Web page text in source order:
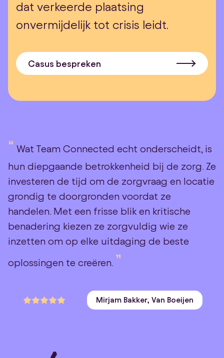
dat verkeerde plaatsing
onvermijdelijk tot crisis leidt.
Casus bespreken
Wat Team Connected echt onderscheidt, is
hun diepgaande betrokkenheid bij de zorg. Ze
investeren de tijd om de zorgvraag en locatie
grondig te doorgronden voordat ze
handelen. Met een frisse blik en kritische
benadering kiezen ze zorgvuldig wie ze
inzetten om op elke uitdaging de beste
oplossingen te creëren.
Mirjam Bakker, Van Boeijen